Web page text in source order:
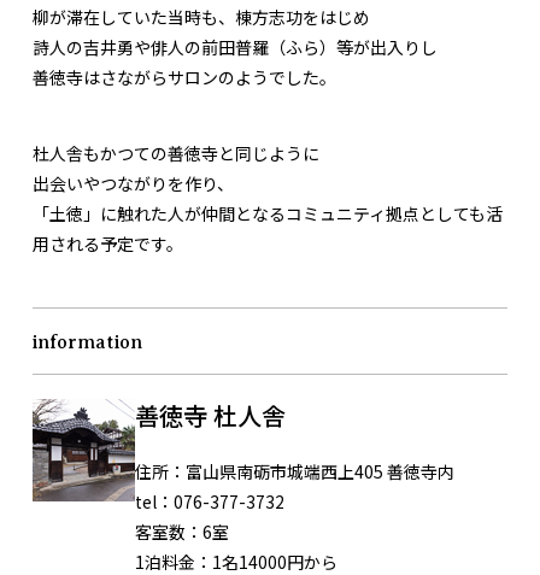
柳が滞在していた当時も、棟方志功をはじめ
詩人の吉井勇や俳人の前田普羅（ふら）等が出入りし
善徳寺はさながらサロンのようでした。
杜人舎もかつての善徳寺と同じように
出会いやつながりを作り、
「土徳」に触れた人が仲間となるコミュニティ拠点としても活
用される予定です。
information
善徳寺 杜人舎
住所： 富山県南砺市城端西上405 善徳寺内
tel： 076-377-3732
客室数： 6室
1泊料金： 1名14000円から